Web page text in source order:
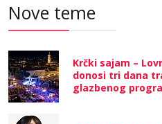
Nove teme
Krčki sajam –
donosi tri dana
glazbenog